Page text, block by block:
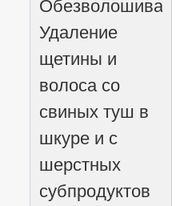
Обезволошивание
Удаление
щетины и
волоса со
свиных туш в
шкуре и с
шерстных
субпродуктов